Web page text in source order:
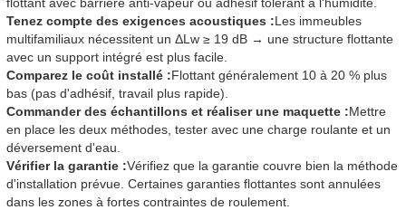
Tenez compte des exigences acoustiques :Les immeubles
multifamiliaux nécessitent un ΔLw ≥ 19 dB → une structure flottante
avec un support intégré est plus facile.
Comparez le coût installé :Flottant généralement 10 à 20 % plus
bas (pas d'adhésif, travail plus rapide).
Commander des échantillons et réaliser une maquette :Mettre
en place les deux méthodes, tester avec une charge roulante et un
déversement d'eau.
Vérifier la garantie :Vérifiez que la garantie couvre bien la méthode
d'installation prévue. Certaines garanties flottantes sont annulées
dans les zones à fortes contraintes de roulement.